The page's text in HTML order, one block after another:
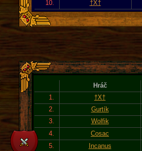
10.
†X†
Hráč
1.
†X†
2.
Gurtík
3.
Wolfik
4.
Cosac
5.
Incanus